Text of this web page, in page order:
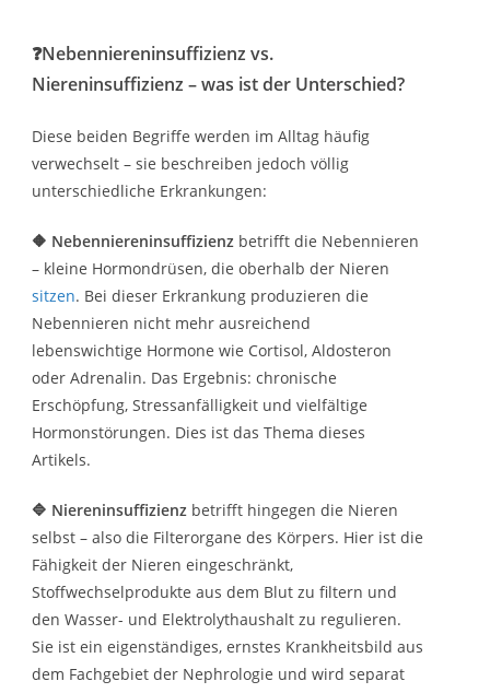
❓Nebenniereninsuffizienz vs.
Niereninsuffizienz – was ist der Unterschied?
Diese beiden Begriffe werden im Alltag häufig
verwechselt – sie beschreiben jedoch völlig
unterschiedliche Erkrankungen:
🔶 Nebenniereninsuffizienz betrifft die Nebennieren
– kleine Hormondrüsen, die oberhalb der Nieren
sitzen. Bei dieser Erkrankung produzieren die
Nebennieren nicht mehr ausreichend
lebenswichtige Hormone wie Cortisol, Aldosteron
oder Adrenalin. Das Ergebnis: chronische
Erschöpfung, Stressanfälligkeit und vielfältige
Hormonstörungen. Dies ist das Thema dieses
Artikels.
🔷 Niereninsuffizienz betrifft hingegen die Nieren
selbst – also die Filterorgane des Körpers. Hier ist die
Fähigkeit der Nieren eingeschränkt,
Stoffwechselprodukte aus dem Blut zu filtern und
den Wasser- und Elektrolythaushalt zu regulieren.
Sie ist ein eigenständiges, ernstes Krankheitsbild aus
dem Fachgebiet der Nephrologie und wird separat